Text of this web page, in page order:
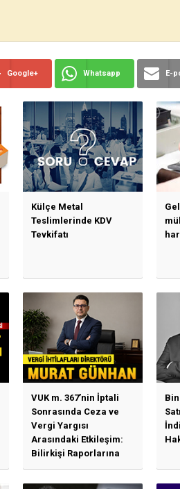
Google+ Whatsapp E-
Külçe Metal
Teslimlerinde KDV
Tevkifatı
VUK m. 367’nin İptali
Sonrasında Ceza ve
Vergi Yargısı
Arasındaki Etkileşim:
Bilirkişi Raporlarına
Bağımlılık, İhtisas
Mahkemeleri ve